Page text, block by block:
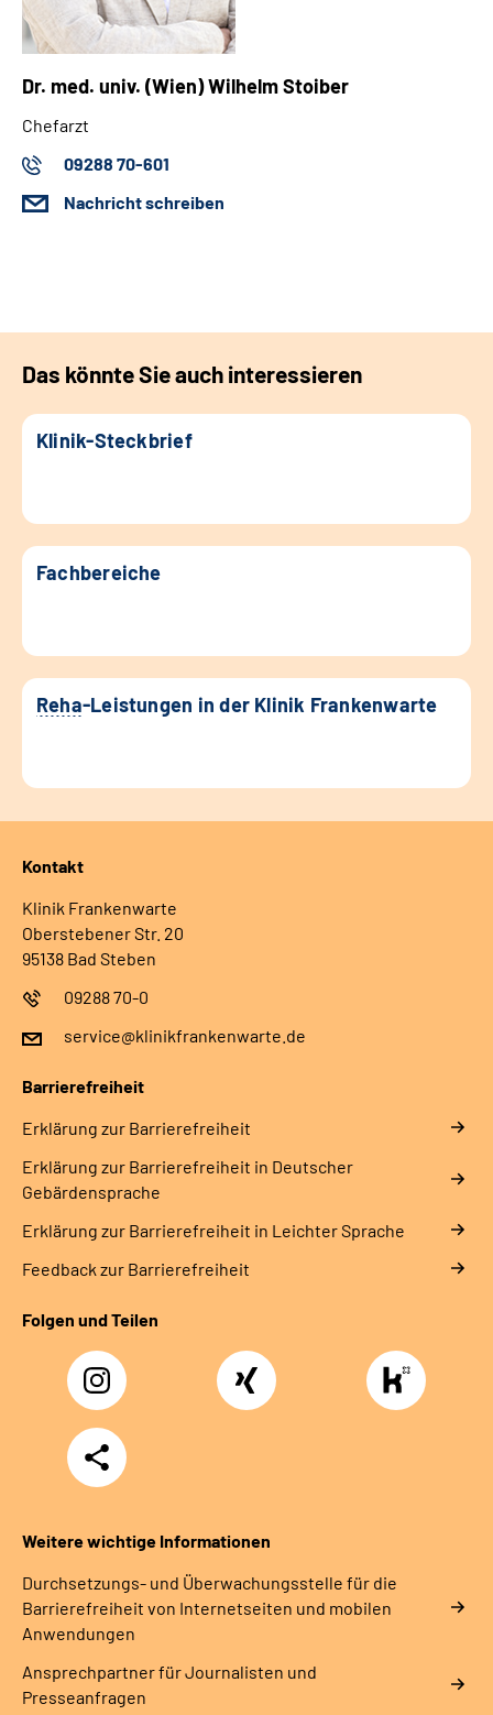
Dr. med. univ. (Wien) Wilhelm Stoiber
Chefarzt
09288 70-601
Nachricht schreiben
Das könnte Sie auch interessieren
Klinik-Steckbrief
Fachbereiche
Reha-Leistungen in der Klinik Frankenwarte
Kontakt
Klinik Frankenwarte
Oberstebener Str. 20
95138 Bad Steben
09288 70-0
service@klinikfrankenwarte.de
Barrierefreiheit
Erklärung zur Barrierefreiheit
Erklärung zur Barrierefreiheit in Deutscher
Gebärdensprache
Erklärung zur Barrierefreiheit in Leichter Sprache
Feedback zur Barrierefreiheit
Folgen und Teilen
Instagram Xing
https://
rentenversicherung-
nordbayern6
Teilen
Weitere wichtige Informationen
Durchsetzungs- und Überwachungsstelle für die
Barrierefreiheit von Internetseiten und mobilen
Anwendungen
Ansprechpartner für Journalisten und
Presseanfragen